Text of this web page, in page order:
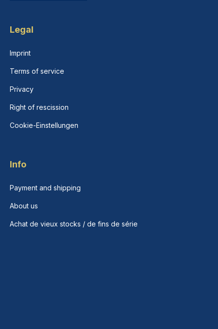
Legal
Imprint
Terms of service
Privacy
Right of rescission
Cookie-Einstellungen
Info
Payment and shipping
About us
Achat de vieux stocks / de fins de série